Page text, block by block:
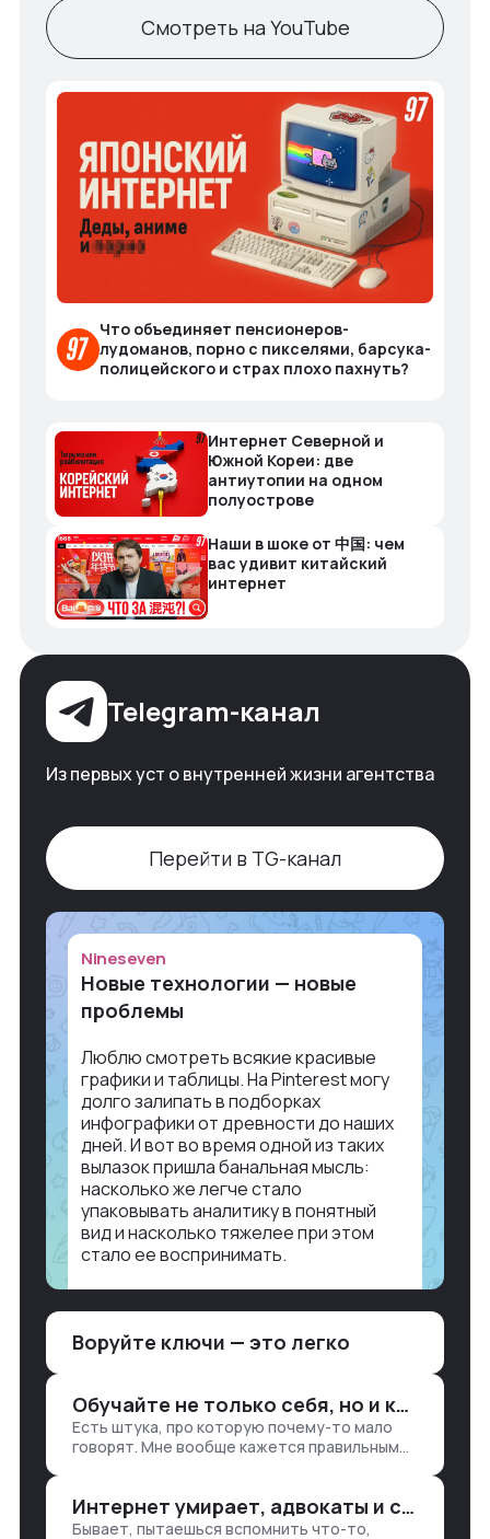
Смотреть на YouTube
Что объединяет пенсионеров-
лудоманов, порно с пикселями, барсука-
полицейского и страх плохо пахнуть?
Интернет Северной и
Южной Кореи: две
антиутопии на одном
полуострове
Наши в шоке от 中国: чем
вас удивит китайский
интернет
Telegram-канал
Из первых уст о внутренней жизни агентства
Перейти в TG-канал
Nineseven
Новые технологии — новые
проблемы
Люблю смотреть всякие красивые
графики и таблицы. На Pinterest могу
долго залипать в подборках
инфографики от древности до наших
дней. И вот во время одной из таких
вылазок пришла банальная мысль:
насколько же легче стало
упаковывать аналитику в понятный
вид и насколько тяжелее при этом
стало ее воспринимать.
аналитикой лет 15 назад, нужно было:
продажи, заявки, прогресс по проекту
— все ручками
Воруйте ключи — это легко
Обучайте не только себя, но и клиентов
Есть штука, про которую почему-то мало
говорят. Мне вообще кажется правильным
хватаешь у клиента: е…
Интернет умирает, адвокаты и судьи в растерянности, а я хочу песню
Бывает, пытаешься вспомнить что-то,